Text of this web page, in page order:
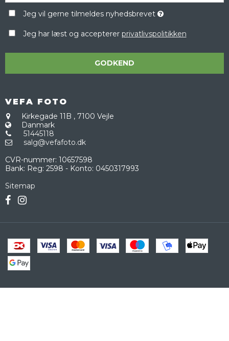
Jeg vil gerne tilmeldes nyhedsbrevet
Jeg har læst og accepterer privatlivspolitikken
GODKEND
VEFA FOTO
Kirkegade 11B , 7100 Vejle
Danmark
51445118
salg@vefafoto.dk
CVR-nummer: 10657598
Bank: Reg: 2598 - Konto: 0450317993
Sitemap